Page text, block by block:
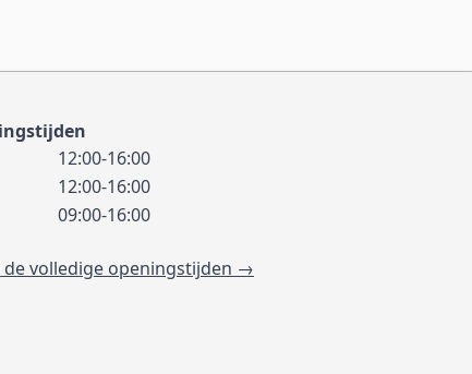
12:00-16:00
12:00-16:00
09:00-16:00
de volledige openingstijden →